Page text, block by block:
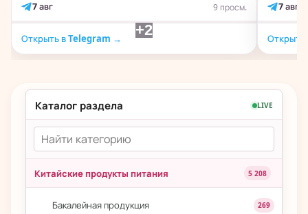
7 авг 9 просм.
+2
Открыть в Telegram →
7 авг
Каталог раздела LIVE
Китайские продукты питания 5 208
Бакалейная продукция 269